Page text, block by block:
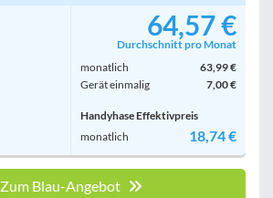
64,57 €
Durchschnitt pro Monat
monatlich
63,99 €
Gerät einmalig
7,00 €
Handyhase Effektivpreis
monatlich
18,74 €
Zum Blau-Angebot